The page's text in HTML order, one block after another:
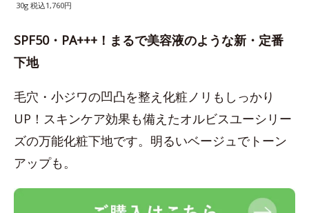
30g 税込1,760円
SPF50・PA+++！まるで美容液のような新・定番
下地
毛穴・小ジワの凹凸を整え化粧ノリもしっかり
UP！スキンケア効果も備えたオルビスユーシリー
ズの万能化粧下地です。明るいベージュでトーン
アップも。